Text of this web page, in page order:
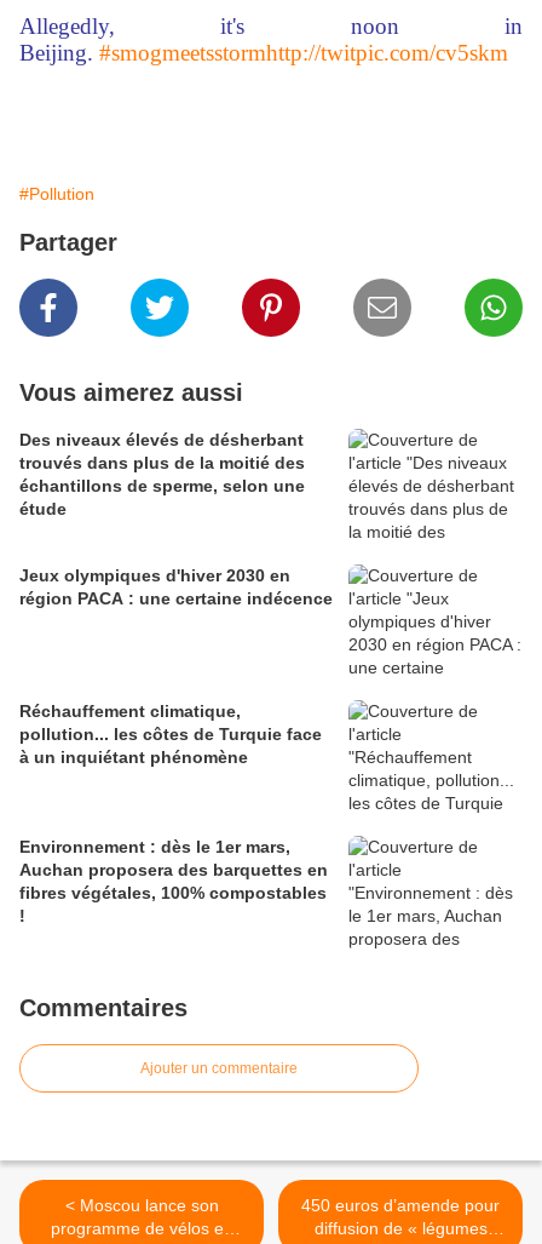
Allegedly, it's noon in
Beijing. #smogmeetsstormhttp://twitpic.com/cv5skm
#Pollution
Partager
Vous aimerez aussi
Des niveaux élevés de désherbant
trouvés dans plus de la moitié des
échantillons de sperme, selon une
étude
Jeux olympiques d'hiver 2030 en
région PACA : une certaine indécence
Réchauffement climatique,
pollution... les côtes de Turquie face
à un inquiétant phénomène
Environnement : dès le 1er mars,
Auchan proposera des barquettes en
fibres végétales, 100% compostables
!
Commentaires
Ajouter un commentaire
< Moscou lance son
programme de vélos en
450 euros d’amende pour
diffusion de « légumes